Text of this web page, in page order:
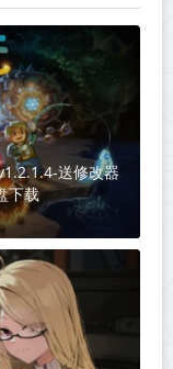
送修改器
下载